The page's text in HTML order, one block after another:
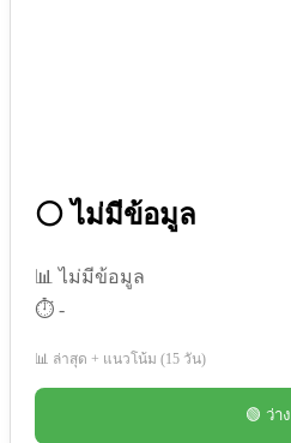
⚪ ไม่มีข้อมูล
📊 ไม่มีข้อมูล
⏱️ -
📊 ล่าสุด + แนวโน้ม (15 วัน)
🟢 ว่าง